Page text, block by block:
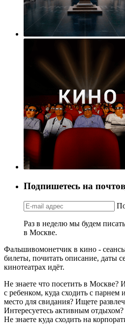
Подпишетесь на
Раз в неделю мы будем
в Москве.
Фальшивомонетчик в кино -
билеты, почитать описание, даты
кинотеатрах идёт.
Не знаете что посетить в Москве?
с ребенком, куда сходить с
место для свидания? Ищете
Интересуетесь активным
Не знаете куда сходить на